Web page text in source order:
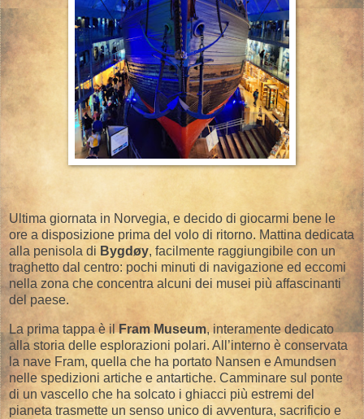
Ultima giornata in Norvegia, e decido di giocarmi bene le
ore a disposizione prima del volo di ritorno. Mattina dedicata
alla penisola di Bygdøy, facilmente raggiungibile con un
traghetto dal centro: pochi minuti di navigazione ed eccomi
nella zona che concentra alcuni dei musei più affascinanti
del paese.
La prima tappa è ilFram Museum, interamente dedicato
alla storia delle esplorazioni polari. All’interno è conservata
la nave Fram, quella che ha portato Nansen e Amundsen
nelle spedizioni artiche e antartiche. Camminare sul ponte
di un vascello che ha solcato i ghiacci più estremi del
pianeta trasmette un senso unico di avventura, sacrificio e